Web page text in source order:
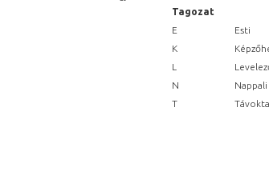
Tagozat
E
Esti
K
L
N
Nappali
T